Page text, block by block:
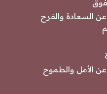
السعادة والفرح
الأمل والطموح